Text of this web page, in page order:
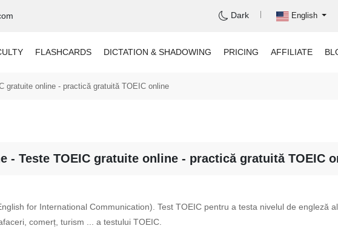
Dark English
FLASHCARDS DICTATION & SHADOWING PRICING AFFILIATE
gratuite online - practică gratuită TOEIC online
- Teste TOEIC gratuite online - practică gratuită TOEIC
for International Communication). Test TOEIC pentru a testa nivelul de engleză
comerț, turism ... a testului TOEIC.